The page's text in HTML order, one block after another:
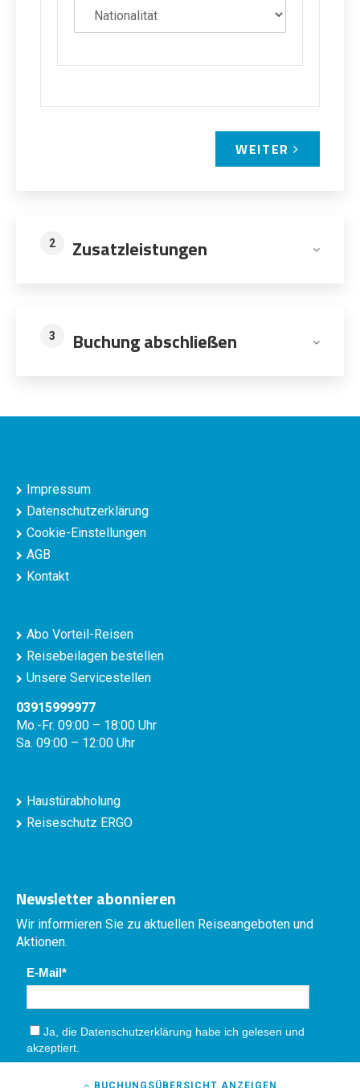
BUCHUNGSÜBERSICHT ANZEIGEN
WEITER
2 Zusatzleistungen
3 Buchung abschließen
Impressum
Datenschutzerklärung
Cookie-Einstellungen
AGB
Kontakt
Abo Vorteil-Reisen
Reisebeilagen bestellen
Unsere Servicestellen
03915999977
Mo.-Fr. 09:00 – 18:00 Uhr
Sa. 09:00 – 12:00 Uhr
Haustürabholung
Reiseschutz ERGO
Newsletter abonnieren
Wir informieren Sie zu aktuellen Reiseangeboten und
Aktionen.
E-Mail
Ja, die Datenschutzerklärung habe ich gelesen und
akzeptiert.
Absenden